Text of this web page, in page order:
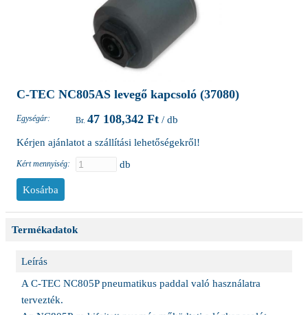
C-TEC NC805AS levegő kapcsoló (37080)
Egységár: 47 108,342 Ft / db
Kérjen ajánlatot a szállítási lehetőségekről!
Kért mennyiség: db
Termékadatok
Leírás
A C-TEC NC805P pneumatikus paddal való használatra
tervezték.